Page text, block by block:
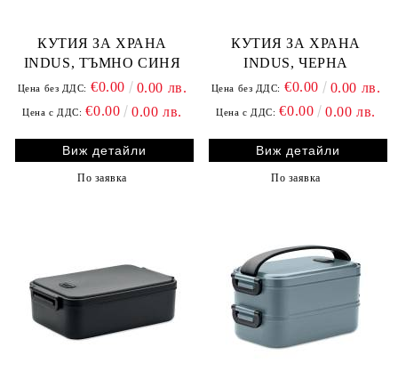
КУТИЯ ЗА ХРАНА
INDUS, ТЪМНО СИНЯ
Цена без ДДС: €0.00 0.00 лв.
Цена с ДДС: €0.00 0.00 лв.
Виж детайли
По заявка
КУТИЯ ЗА ХРАНА
INDUS, ЧЕРНА
Цена без ДДС: €0.00 0.00 лв.
Цена с ДДС: €0.00 0.00 лв.
Виж детайли
По заявка